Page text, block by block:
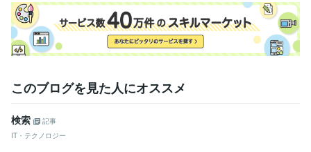
このブログを見た人にオススメ
検索
記事
IT・テクノロジー